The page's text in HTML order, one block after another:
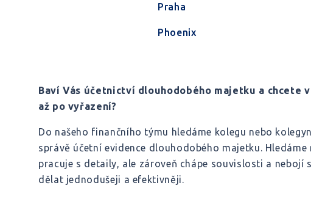
Praha
Phoenix
Baví Vás účetnictví dlouhodobého majetku a chcete
až po vyřazení?
Do našeho finančního týmu hledáme kolegu nebo
správě účetní evidence dlouhodobého majetku.
pracuje s detaily, ale zároveň chápe souvislosti a nebojí
dělat jednodušeji a efektivněji.